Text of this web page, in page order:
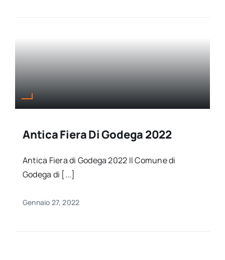
Antica Fiera Di Godega 2022
Antica Fiera di Godega 2022 Il Comune di
Godega di [...]
Gennaio 27, 2022